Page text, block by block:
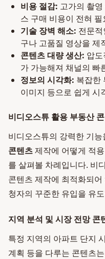
비용 절감: 고가의 촬
스 구매 비용이 전혀
기술 장벽 해소: 전문
구나 고품질 영상을 제
콘텐츠 대량 생산: 압
가 가능해져 채널의 빠
정보의 시각화: 복잡한
이미지 등으로 쉽게 시
비디오스튜 활용 부동산
비디오스튜의 강력한 기
콘텐츠제작에 어떻게 적
를 살펴볼 차례입니다. 비
콘텐츠 제작에 최적화되
청자의 꾸준한 유입을 유
지역 분석 및 시장 전망 콘
특정 지역의 아파트 단지
계획 등을 다루는 콘텐츠